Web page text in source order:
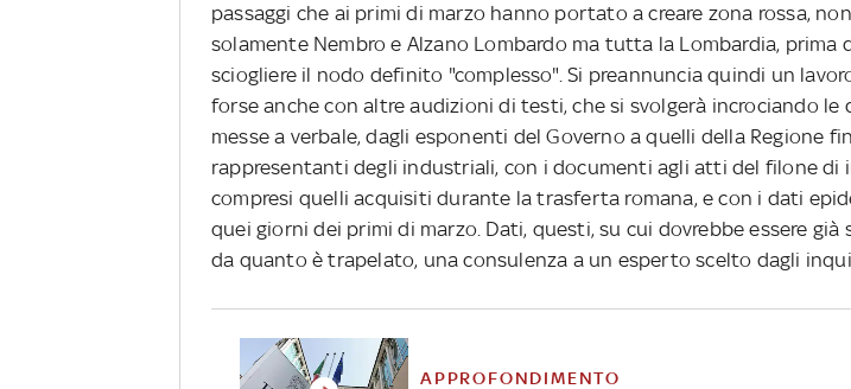
passaggi che ai primi di marzo hanno portato a creare zona rossa,
solamente Nembro e Alzano Lombardo ma tutta la Lombardia, prima
sciogliere il nodo definito "complesso". Si preannuncia quindi un
forse anche con altre audizioni di testi, che si svolgerà incrociando le
messe a verbale, dagli esponenti del Governo a quelli della Regione
rappresentanti degli industriali, con i documenti agli atti del filone di
compresi quelli acquisiti durante la trasferta romana, e con i dati
quei giorni dei primi di marzo. Dati, questi, su cui dovrebbe essere
da quanto è trapelato, una consulenza a un esperto scelto dagli
APPROFONDIMENTO